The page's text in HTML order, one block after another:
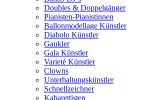
Doubles & Doppelgänger
Pianisten-Pianistinnen
Ballonmodellage Künstler
Diabolo Künstler
Gaukler
Gala Künstler
Varieté Künstler
Clowns
Unterhaltungskünstler
Schnellzeichner
Kabarettisten